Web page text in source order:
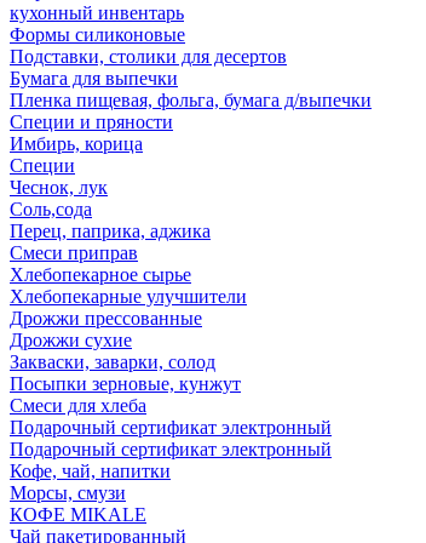
кухонный инвентарь
Формы силиконовые
Подставки, столики для десертов
Бумага для выпечки
Пленка пищевая, фольга, бумага д/выпечки
Специи и пряности
Имбирь, корица
Специи
Чеснок, лук
Соль,сода
Перец, паприка, аджика
Смеси приправ
Хлебопекарное сырье
Хлебопекарные улучшители
Дрожжи прессованные
Дрожжи сухие
Закваски, заварки, солод
Посыпки зерновые, кунжут
Смеси для хлеба
Подарочный сертификат электронный
Подарочный сертификат электронный
Кофе, чай, напитки
Морсы, смузи
КОФЕ MIKALE
Чай пакетированный